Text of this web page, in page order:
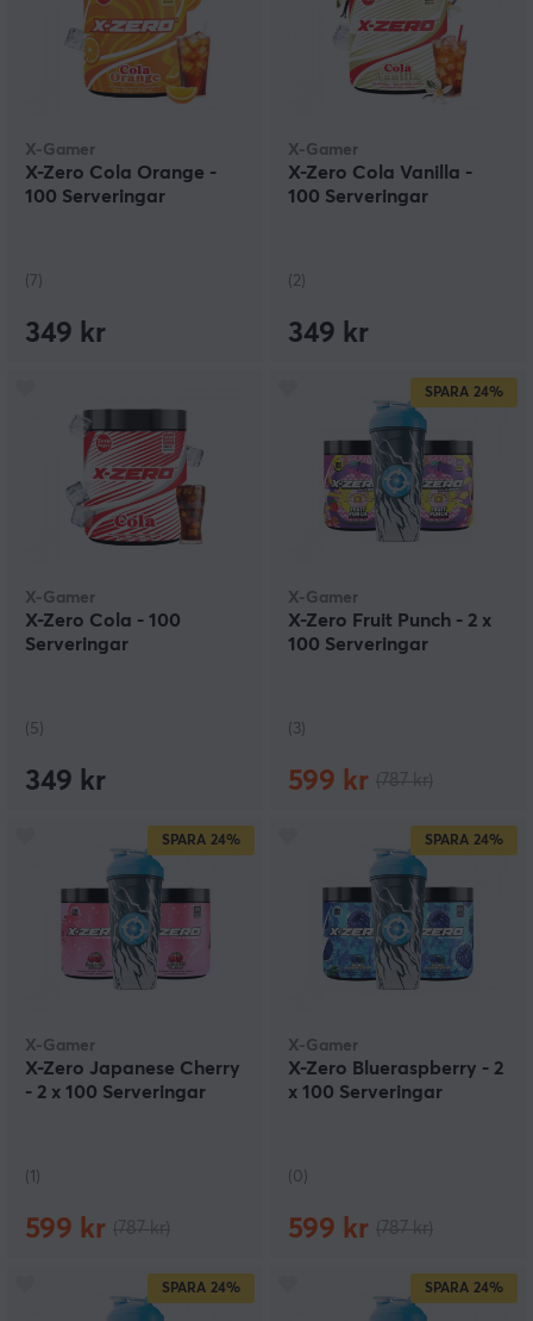
X-Gamer
X-Zero Cola Orange -
100 Serveringar
(7)
349 kr
X-Gamer
X-Zero Cola Vanilla -
100 Serveringar
(2)
349 kr
X-Gamer
X-Zero Cola - 100
Serveringar
(5)
349 kr
SPARA 24%
X-Gamer
X-Zero Fruit Punch - 2 x
100 Serveringar
(3)
599 kr
SPARA 24%
X-Gamer
X-Zero Japanese Cherry
- 2 x 100 Serveringar
(1)
599 kr
SPARA 24%
X-Gamer
X-Zero Blueraspberry - 2
x 100 Serveringar
(0)
599 kr
SPARA 24% SPARA 24%